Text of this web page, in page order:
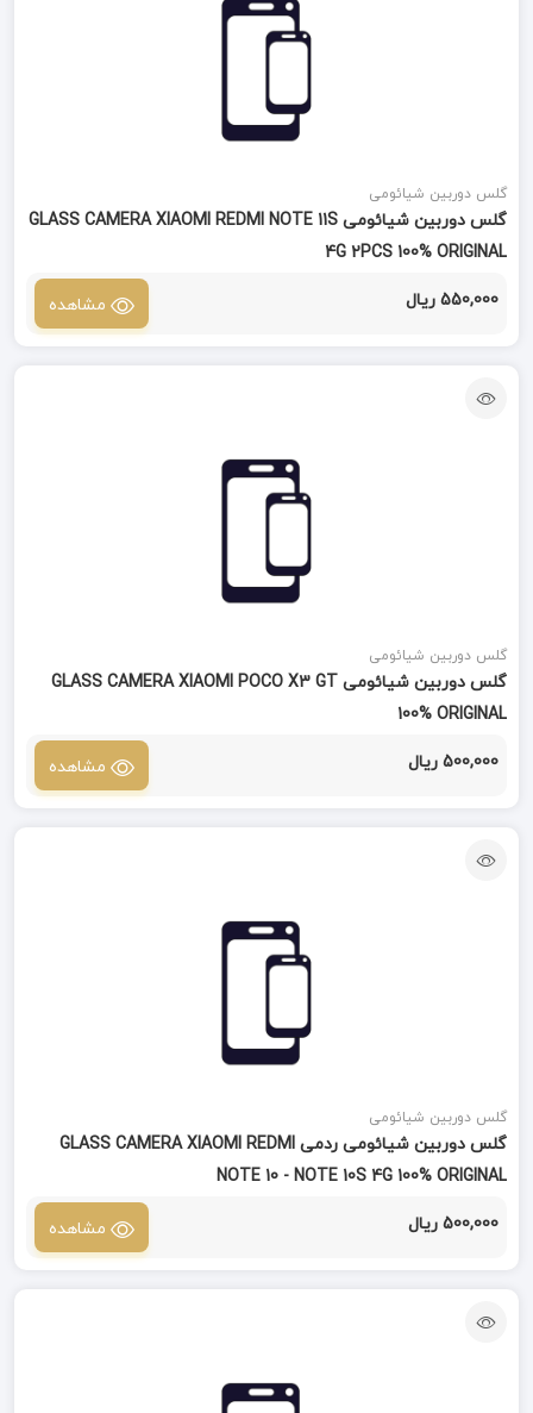
گلس دوربین شیائومی
گلس دوربین شیائومی GLASS CAMERA XIAOMI REDMI NOTE 11S
4G 2PCS 100% ORIGINAL
550,000 ریال مشاهده
گلس دوربین شیائومی
گلس دوربین شیائومی GLASS CAMERA XIAOMI POCO X3 GT
100% ORIGINAL
500,000 ریال مشاهده
گلس دوربین شیائومی
گلس دوربین شیائومی ردمی GLASS CAMERA XIAOMI REDMI
NOTE 10 - NOTE 10S 4G 100% ORIGINAL
500,000 ریال مشاهده